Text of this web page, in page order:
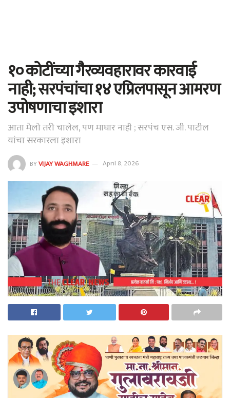
१० कोटींच्या गैरव्यवहारावर कारवाई
नाही; सरपंचांचा १४ एप्रिलपासून आमरण
उपोषणाचा इशारा
आता मेलो तरी चालेल, पण माघार नाही ; सरपंच एस. जी. पाटील
यांचा सरकारला इशारा
BYVIJAY WAGHMARE April 8, 2026